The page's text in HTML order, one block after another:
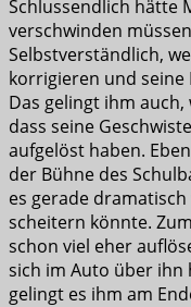
Schlussendlich hätte
verschwinden
Selbstverständlich,
korrigieren und seine
Das gelingt ihm
dass seine
aufgelöst haben.
der Bühne des
es gerade
scheitern könnte.
schon viel eher
sich im Auto über ihn
gelingt es ihm am